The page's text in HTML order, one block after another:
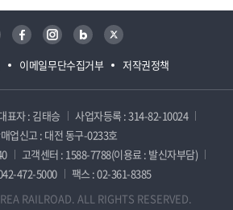
이메일무단수집거부 저작권정책
페이스북 인스타그램 블로그 트위터
표자 : 김태승
사업자등록 : 314-82-10024
업신고 : 대전 동구-0233호
고객센터 : 1588-7788(이용료 : 발신자부담)
472-5000
팩스 : 02-361-8385
RAILROAD. ALL RIGHTS RESERVED.